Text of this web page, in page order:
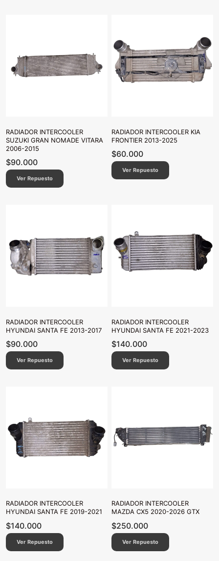
RADIADOR INTERCOOLER
SUZUKI GRAN NOMADE VITARA
2006-2015
$90.000
Ver Repuesto
RADIADOR INTERCOOLER KIA
FRONTIER 2013-2025
$60.000
Ver Repuesto
RADIADOR INTERCOOLER
HYUNDAI SANTA FE 2013-2017
$90.000
Ver Repuesto
RADIADOR INTERCOOLER
HYUNDAI SANTA FE 2021-2023
$140.000
Ver Repuesto
RADIADOR INTERCOOLER
HYUNDAI SANTA FE 2019-2021
$140.000
Ver Repuesto
RADIADOR INTERCOOLER
MAZDA CX5 2020-2026 GTX
$250.000
Ver Repuesto